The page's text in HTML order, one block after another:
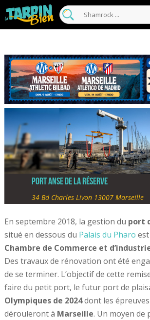
Port Anse de la Réserve
34 Bd Charles Livon 13007 Marseille
En septembre 2018, la gestion du port
situé en dessous du Palais du Pharo
Chambre de Commerce et
Des travaux de rénovation ont été
de se terminer. L’objectif de cette
faire du petit port, le futur port de
Olympiques de 2024dont les épreuves
dérouleront à Marseille. Un moyen de